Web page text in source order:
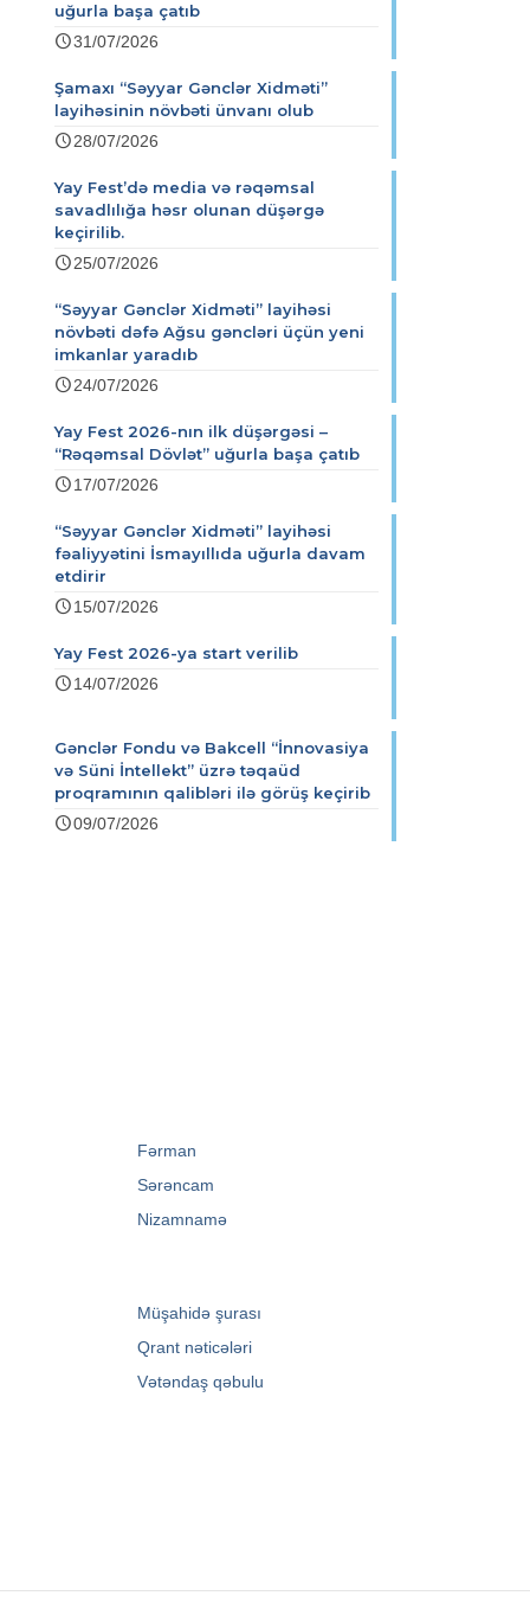
uğurla başa çatıb
31/07/2026
Şamaxı “Səyyar Gənclər Xidməti”
layihəsinin növbəti ünvanı olub
28/07/2026
Yay Fest’də media və rəqəmsal
savadlılığa həsr olunan düşərgə
keçirilib.
25/07/2026
“Səyyar Gənclər Xidməti” layihəsi
növbəti dəfə Ağsu gəncləri üçün yeni
imkanlar yaradıb
24/07/2026
Yay Fest 2026-nın ilk düşərgəsi –
“Rəqəmsal Dövlət” uğurla başa çatıb
17/07/2026
“Səyyar Gənclər Xidməti” layihəsi
fəaliyyətini İsmayıllıda uğurla davam
etdirir
15/07/2026
Yay Fest 2026-ya start verilib
14/07/2026
Gənclər Fondu və Bakcell “İnnovasiya
və Süni İntellekt” üzrə təqaüd
proqramının qalibləri ilə görüş keçirib
09/07/2026
Fərman
Sərəncam
Nizamnamə
Müşahidə şurası
Qrant nəticələri
Vətəndaş qəbulu